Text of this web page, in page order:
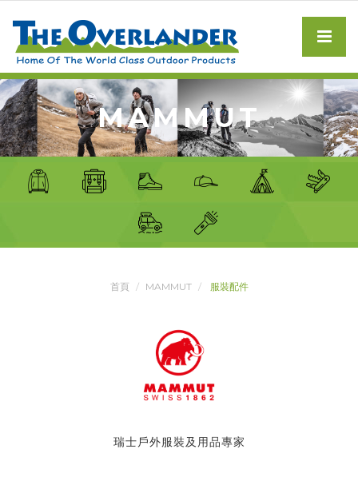
MAMMUT
首頁 MAMMUT 服裝配件
瑞士戶外服裝及用品專家